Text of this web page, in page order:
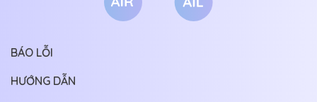
BÁO LỖI
HƯỚNG DẪN